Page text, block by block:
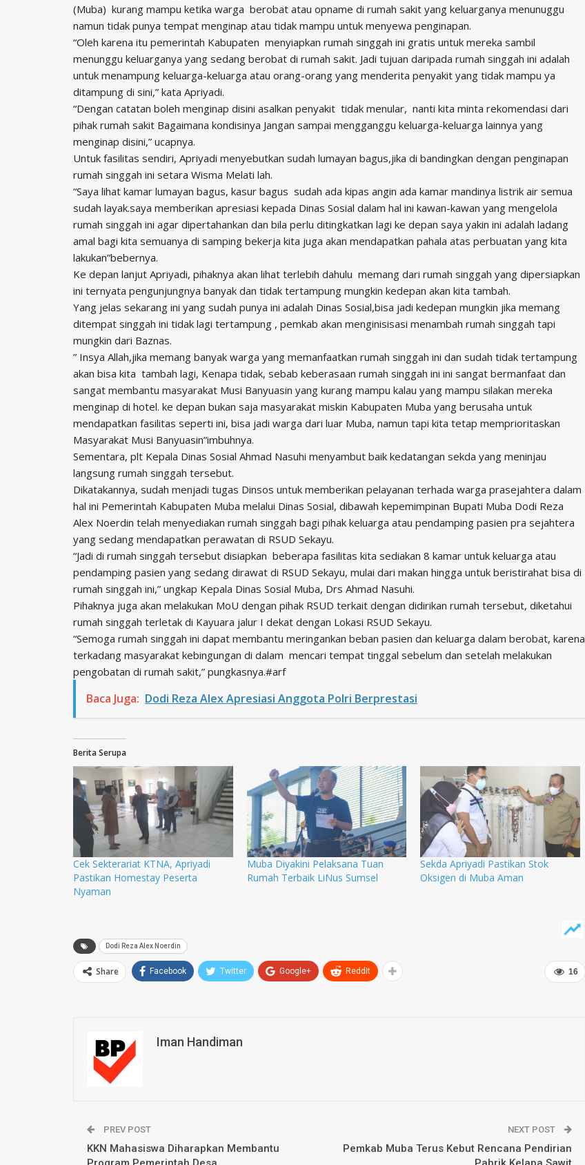
(Muba) kurang mampu ketika warga berobat atau opname di rumah sakit yang keluarganya menunuggu
namun tidak punya tempat menginap atau tidak mampu untuk menyewa penginapan.
“Oleh karena itu pemerintah Kabupaten menyiapkan rumah singgah ini gratis untuk mereka sambil
menunggu keluarganya yang sedang berobat di rumah sakit. Jadi tujuan daripada rumah singgah ini adalah
untuk menampung keluarga-keluarga atau orang-orang yang menderita penyakit yang tidak mampu ya
ditampung di sini,” kata Apriyadi.
“Dengan catatan boleh menginap disini asalkan penyakit tidak menular, nanti kita minta rekomendasi dari
pihak rumah sakit Bagaimana kondisinya Jangan sampai mengganggu keluarga-keluarga lainnya yang
menginap disini,” ucapnya.
Untuk fasilitas sendiri, Apriyadi menyebutkan sudah lumayan bagus,jika di bandingkan dengan penginapan
rumah singgah ini setara Wisma Melati lah.
“Saya lihat kamar lumayan bagus, kasur bagus sudah ada kipas angin ada kamar mandinya listrik air semua
sudah layak.saya memberikan apresiasi kepada Dinas Sosial dalam hal ini kawan-kawan yang mengelola
rumah singgah ini agar dipertahankan dan bila perlu ditingkatkan lagi ke depan saya yakin ini adalah ladang
amal bagi kita semuanya di samping bekerja kita juga akan mendapatkan pahala atas perbuatan yang kita
lakukan”bebernya.
Ke depan lanjut Apriyadi, pihaknya akan lihat terlebih dahulu memang dari rumah singgah yang dipersiapkan
ini ternyata pengunjungnya banyak dan tidak tertampung mungkin kedepan akan kita tambah.
Yang jelas sekarang ini yang sudah punya ini adalah Dinas Sosial,bisa jadi kedepan mungkin jika memang
ditempat singgah ini tidak lagi tertampung , pemkab akan menginisisasi menambah rumah singgah tapi
mungkin dari Baznas.
” Insya Allah,jika memang banyak warga yang memanfaatkan rumah singgah ini dan sudah tidak tertampung
akan bisa kita tambah lagi, Kenapa tidak, sebab keberasaan rumah singgah ini ini sangat bermanfaat dan
sangat membantu masyarakat Musi Banyuasin yang kurang mampu kalau yang mampu silakan mereka
menginap di hotel. ke depan bukan saja masyarakat miskin Kabupaten Muba yang berusaha untuk
mendapatkan fasilitas seperti ini, bisa jadi warga dari luar Muba, namun tapi kita tetap memprioritaskan
Masyarakat Musi Banyuasin”imbuhnya.
Sementara, plt Kepala Dinas Sosial Ahmad Nasuhi menyambut baik kedatangan sekda yang meninjau
langsung rumah singgah tersebut.
Dikatakannya, sudah menjadi tugas Dinsos untuk memberikan pelayanan terhada warga prasejahtera dalam
hal ini Pemerintah Kabupaten Muba melalui Dinas Sosial, dibawah kepemimpinan Bupati Muba Dodi Reza
Alex Noerdin telah menyediakan rumah singgah bagi pihak keluarga atau pendamping pasien pra sejahtera
yang sedang mendapatkan perawatan di RSUD Sekayu.
“Jadi di rumah singgah tersebut disiapkan beberapa fasilitas kita sediakan 8 kamar untuk keluarga atau
pendamping pasien yang sedang dirawat di RSUD Sekayu, mulai dari makan hingga untuk beristirahat bisa di
rumah singgah ini,” ungkap Kepala Dinas Sosial Muba, Drs Ahmad Nasuhi.
Pihaknya juga akan melakukan MoU dengan pihak RSUD terkait dengan didirikan rumah tersebut, diketahui
rumah singgah terletak di Kayuara jalur I dekat dengan Lokasi RSUD Sekayu.
“Semoga rumah singgah ini dapat membantu meringankan beban pasien dan keluarga dalam berobat, karena
terkadang masyarakat kebingungan di dalam mencari tempat tinggal sebelum dan setelah melakukan
pengobatan di rumah sakit,” pungkasnya.#arf
Baca Juga: Dodi Reza Alex Apresiasi Anggota Polri Berprestasi
Berita Serupa
Cek Sekterariat KTNA, Apriyadi
Pastikan Homestay Peserta
Nyaman
Muba Diyakini Pelaksana Tuan
Rumah Terbaik LiNus Sumsel
Sekda Apriyadi Pastikan Stok
Oksigen di Muba Aman
Dodi Reza Alex Noerdin
16
Share Facebook Twitter Google+ ReddIt
Iman Handiman
PREV POST
KKN Mahasiswa Diharapkan Membantu
NEXT POST
Pemkab Muba Terus Kebut Rencana Pendirian